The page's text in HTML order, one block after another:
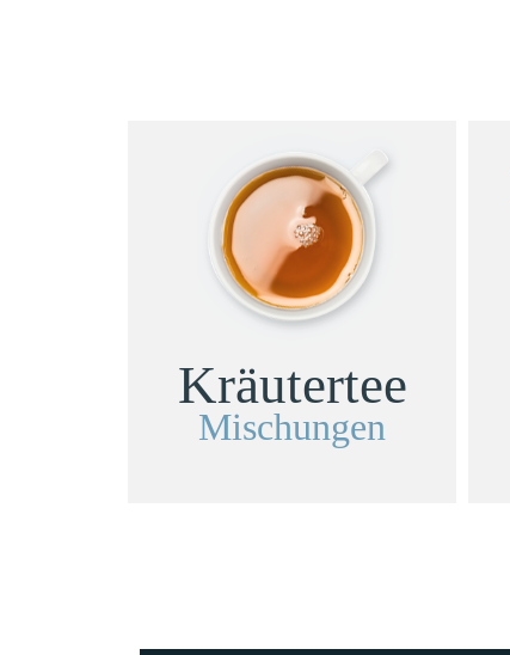
Produktseite
gewählt
werden
Kräutertee
Mischungen